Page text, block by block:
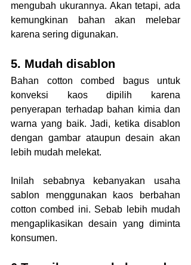
mengubah ukurannya. Akan tetapi, ada
kemungkinan bahan akan melebar
karena sering digunakan.
5. Mudah disablon
Bahan cotton combed bagus untuk
konveksi kaos dipilih karena
penyerapan terhadap bahan kimia dan
warna yang baik. Jadi, ketika disablon
dengan gambar ataupun desain akan
lebih mudah melekat.
Inilah sebabnya kebanyakan usaha
sablon menggunakan kaos berbahan
cotton combed ini. Sebab lebih mudah
mengaplikasikan desain yang diminta
konsumen.